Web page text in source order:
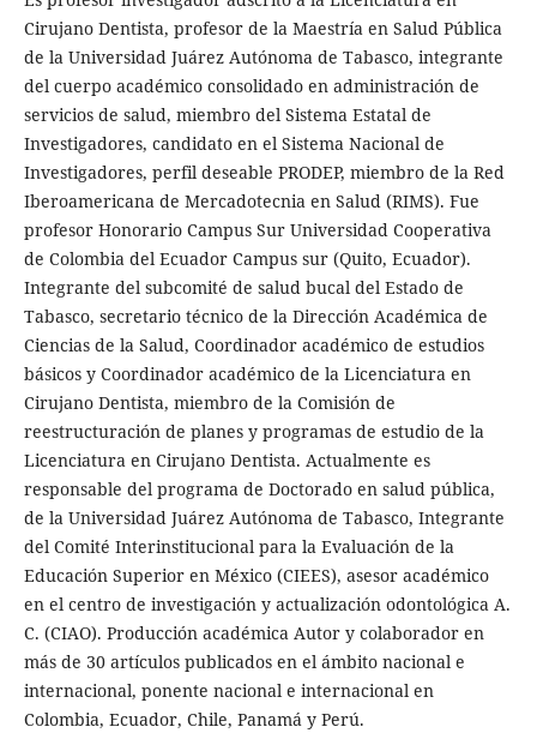
Cirujano Dentista, profesor de la Maestría en Salud Pública
de la Universidad Juárez Autónoma de Tabasco, integrante
del cuerpo académico consolidado en administración de
servicios de salud, miembro del Sistema Estatal de
Investigadores, candidato en el Sistema Nacional de
Investigadores, perfil deseable PRODEP, miembro de la Red
Iberoamericana de Mercadotecnia en Salud (RIMS). Fue
profesor Honorario Campus Sur Universidad Cooperativa
de Colombia del Ecuador Campus sur (Quito, Ecuador).
Integrante del subcomité de salud bucal del Estado de
Tabasco, secretario técnico de la Dirección Académica de
Ciencias de la Salud, Coordinador académico de estudios
básicos y Coordinador académico de la Licenciatura en
Cirujano Dentista, miembro de la Comisión de
reestructuración de planes y programas de estudio de la
Licenciatura en Cirujano Dentista. Actualmente es
responsable del programa de Doctorado en salud pública,
de la Universidad Juárez Autónoma de Tabasco, Integrante
del Comité Interinstitucional para la Evaluación de la
Educación Superior en México (CIEES), asesor académico
en el centro de investigación y actualización odontológica A.
C. (CIAO). Producción académica Autor y colaborador en
más de 30 artículos publicados en el ámbito nacional e
internacional, ponente nacional e internacional en
Colombia, Ecuador, Chile, Panamá y Perú.